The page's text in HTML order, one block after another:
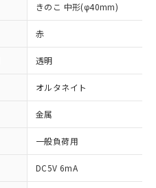
きのこ 中形(φ40mm)
赤
透明
オルタネイト
金属
一般負荷用
DC5V 6mA